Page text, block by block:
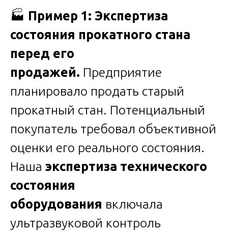
🏭 Пример 1: Экспертиза
состояния прокатного стана
перед его
продажей. Предприятие
планировало продать старый
прокатный стан. Потенциальный
покупатель требовал объективной
оценки его реального состояния.
Наша экспертиза технического
состояния
оборудования включала
ультразвуковой контроль